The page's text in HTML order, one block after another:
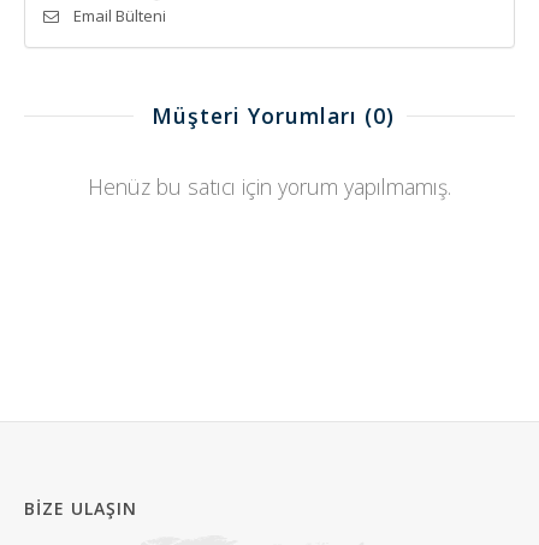
Email Bülteni
Müşteri Yorumları (0)
Henüz bu satıcı için yorum yapılmamış.
BIZE ULAŞIN